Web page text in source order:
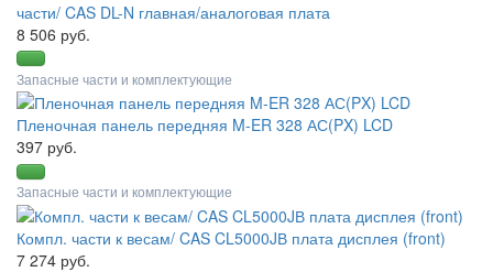
части/ CAS DL-N главная/аналоговая плата
8 506 руб.
Запасные части и комплектующие
Пленочная панель передняя M-ER 328 АС(PX) LCD
397 руб.
Запасные части и комплектующие
Компл. части к весам/ CAS CL5000JВ плата дисплея (front)
7 274 руб.